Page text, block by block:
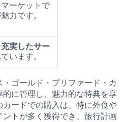
ーケットで
力です。
充実したサー
います。
ゴールド・プリファード・カ
に管理し、魅力的な特典を享
ードでの購入は、特に外食や
ントが多く獲得でき、旅行計画